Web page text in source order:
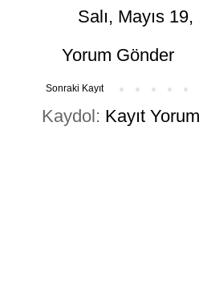
Salı, Mayıs
Yorum Gönder
Sonraki Kayıt
Kaydol: Kayıt